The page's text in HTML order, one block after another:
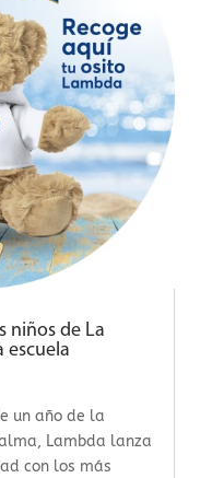
niños de La
escuela
un año de la
Lambda lanza
con los más